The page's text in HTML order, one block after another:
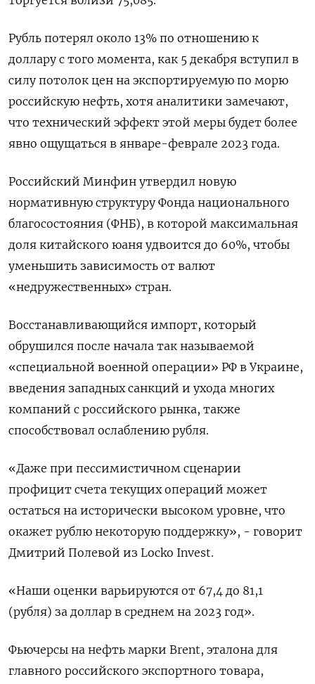
Рубль потерял около 13% по отношению к
доллару с того момента, как 5 декабря вступил в
силу потолок цен на экспортируемую по морю
российскую нефть, хотя аналитики замечают,
что технический эффект этой меры будет более
явно ощущаться в январе-феврале 2023 года.
Российский Минфин утвердил новую
нормативную структуру Фонда национального
благосостояния (ФНБ), в которой максимальная
доля китайского юаня удвоится до 60%, чтобы
уменьшить зависимость от валют
«недружественных» стран.
Восстанавливающийся импорт, который
обрушился после начала так называемой
«специальной военной операции» РФ в Украине,
введения западных санкций и ухода многих
компаний с российского рынка, также
способствовал ослаблению рубля.
«Даже при пессимистичном сценарии
профицит счета текущих операций может
остаться на исторически высоком уровне, что
окажет рублю некоторую поддержку», - говорит
Дмитрий Полевой из Locko Invest.
«Наши оценки варьируются от 67,4 до 81,1
(рубля) за доллар в среднем на 2023 год».
Фьючерсы на нефть марки Brent, эталона для
главного российского экспортного товара,